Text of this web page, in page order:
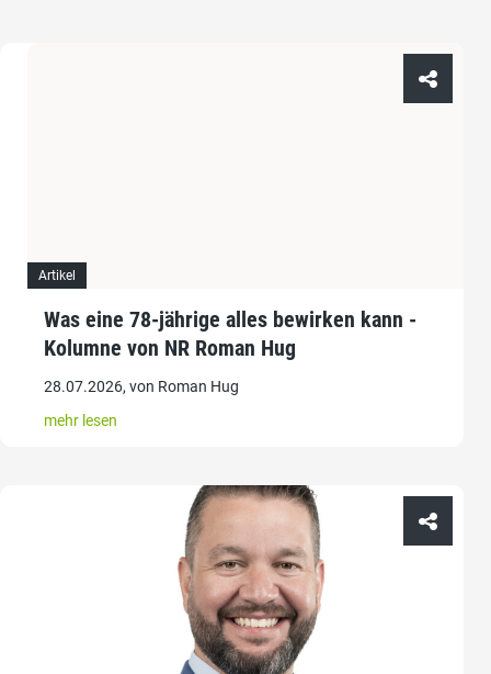
Artikel
Was eine 78-jährige alles bewirken kann -
Kolumne von NR Roman Hug
28.07.2026, von Roman Hug
mehr lesen